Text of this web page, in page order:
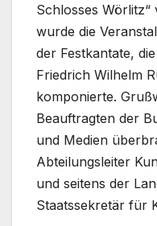
Schlosses
wurde die
der Festkantate,
Friedrich Wilhelm
komponierte.
Beauftragten der
und Medien
Abteilungsleiter
und seitens der
Staatssekretär für